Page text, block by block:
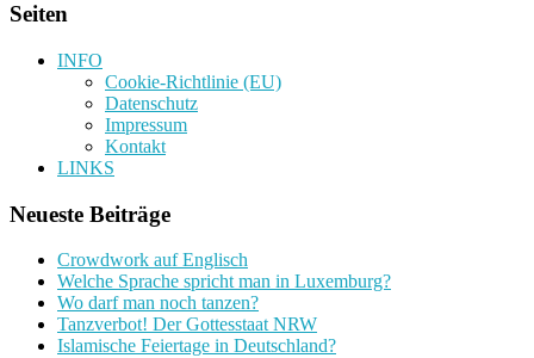
Seiten
INFO
Cookie-Richtlinie (EU)
Datenschutz
Impressum
Kontakt
LINKS
Neueste Beiträge
Crowdwork auf Englisch
Welche Sprache spricht man in Luxemburg?
Wo darf man noch tanzen?
Tanzverbot! Der Gottesstaat NRW
Islamische Feiertage in Deutschland?